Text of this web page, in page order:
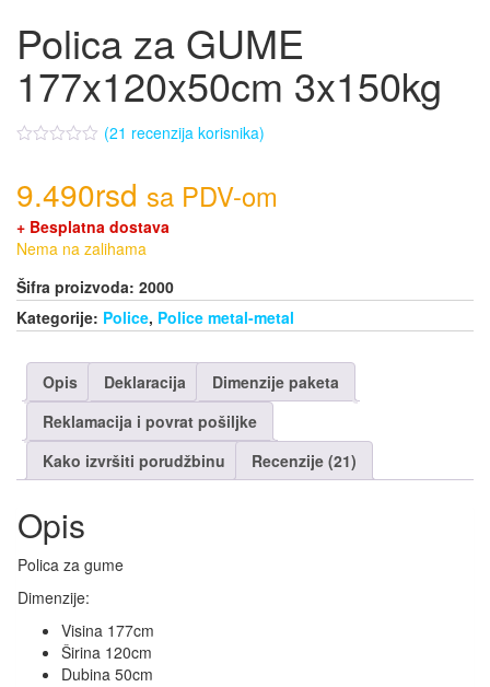
Polica za GUME
177x120x50cm 3x150kg
(21 recenzija korisnika)
9.490rsd sa PDV-om
+ Besplatna dostava
Nema na zalihama
Šifra proizvoda: 2000
Kategorije: Police, Police metal-metal
Opis Deklaracija
Dimenzije paketa
Reklamacija i povrat pošiljke
Kako izvršiti porudžbinu
Recenzije (21)
Opis
Polica za gume
Dimenzije:
Visina 177cm
Širina 120cm
Dubina 50cm